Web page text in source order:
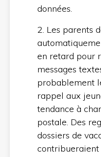
données.
2. Les parents
en retard pour
messages
probablement
rappel aux
tendance à
postale. Des
dossiers de
contribueraient